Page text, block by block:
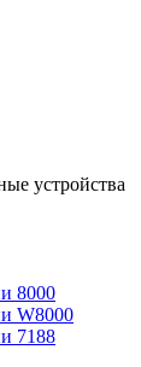
устройства
8000
W8000
7188